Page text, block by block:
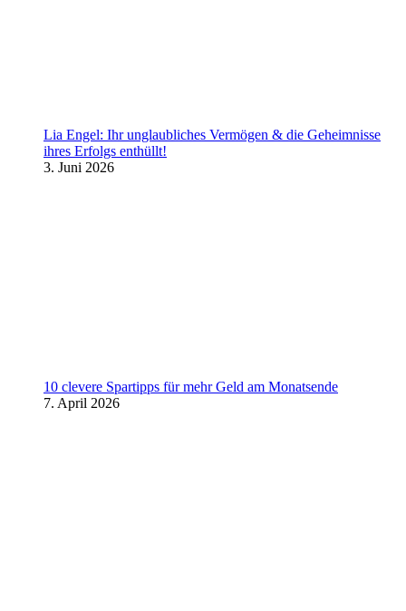
Lia Engel: Ihr unglaubliches Vermögen & die Geheimnisse
ihres Erfolgs enthüllt!
3. Juni 2026
10 clevere Spartipps für mehr Geld am Monatsende
7. April 2026